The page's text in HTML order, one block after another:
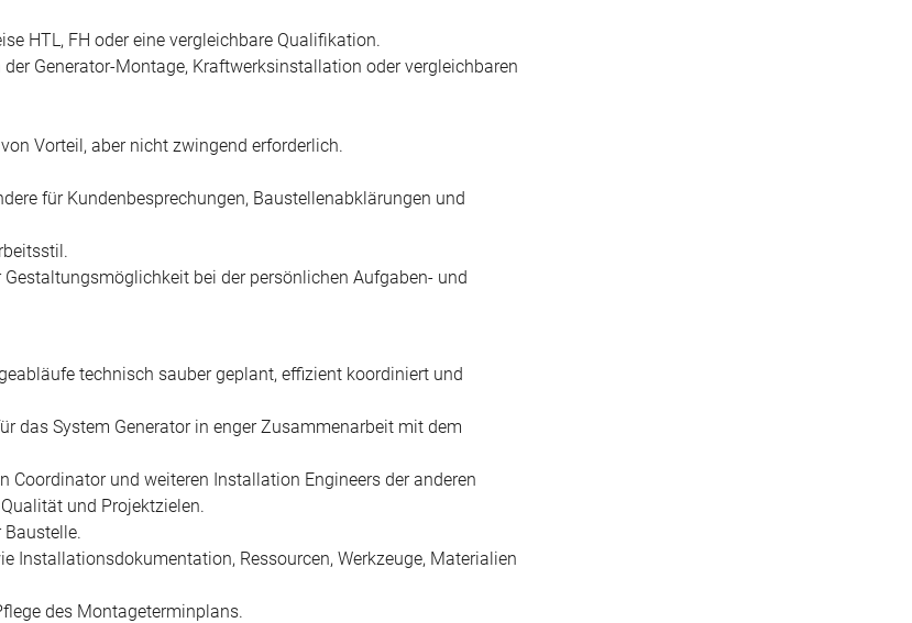
HTL, FH oder eine vergleichbare Qualifikation.
Generator-Montage, Kraftwerksinstallation oder vergleichbaren
Vorteil, aber nicht zwingend erforderlich.
für Kundenbesprechungen, Baustellenabklärungen und
bei der persönlichen Aufgaben- und
technisch sauber geplant, effizient koordiniert und
das System Generator in enger Zusammenarbeit mit dem
und weiteren Installation Engineers der anderen
und Projektzielen.
Installationsdokumentation, Ressourcen, Werkzeuge, Materialien
des Montageterminplans.